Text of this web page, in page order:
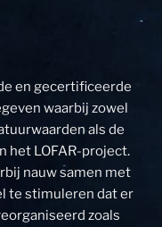
en gecertificeerde
waarbij zowel
als de
het LOFAR-project.
nauw samen met
te stimuleren dat er
zoals